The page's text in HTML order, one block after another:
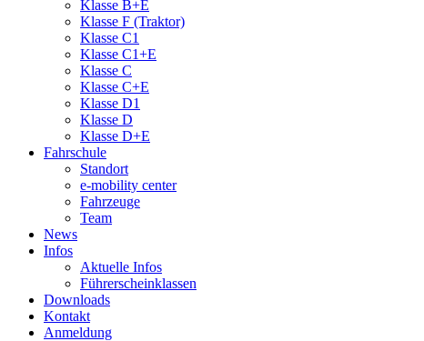
Klasse B+E
Klasse F (Traktor)
Klasse C1
Klasse C1+E
Klasse C
Klasse C+E
Klasse D1
Klasse D
Klasse D+E
Fahrschule
Standort
e-mobility center
Fahrzeuge
Team
News
Infos
Aktuelle Infos
Führerscheinklassen
Downloads
Kontakt
Anmeldung